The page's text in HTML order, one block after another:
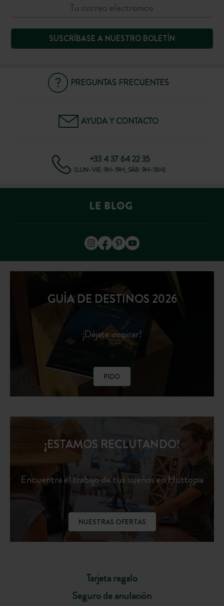
SUSCRÍBASE A NUESTRO BOLETÍN
PREGUNTAS FRECUENTES
AYUDA Y CONTACTO
+33 4 37 64 22 35
(LUN–VIE: 9H–19H; SÁB: 9H–18H)
GUÍA DE DESTINOS 2026
¡Déjate inspirar!
PIDO
Tarjeta regalo
Seguro de anulación
¡ESTAMOS RECLUTANDO!
Encuentra el trabajo de tus sueños en Huttopia
NUESTRAS OFERTAS